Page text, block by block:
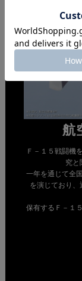
航
Ｆ－１５戦闘機
究と
一年を通じて全
を演じており、
保有するＦ－１